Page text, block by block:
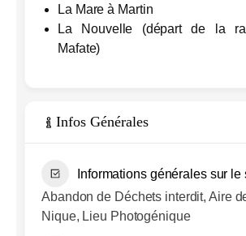
La Mare à Martin
La Nouvelle (départ de la
Mafate)
Infos Générales
Informations générales sur le
Abandon de Déchets interdit, Aire
Nique, Lieu Photogénique